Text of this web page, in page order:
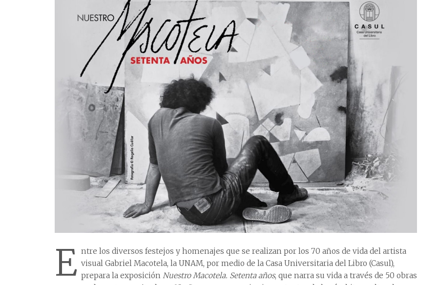
E ntre los diversos festejos y homenajes que se realizan por los 70 años de vida del artista
visual Gabriel Macotela, la UNAM, por medio de la Casa Universitaria del Libro (Casul),
prepara la exposición Nuestro Macotela. Setenta años, que narra su vida a través de 50 obras